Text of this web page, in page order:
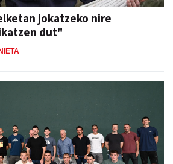
jokatzeko nire
dut"